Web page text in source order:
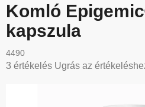
Komló
kapszula
4490
A
3 értékelés Ugrás az